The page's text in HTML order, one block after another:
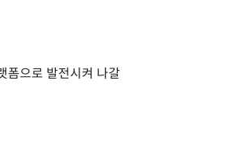
폼으로 발전시켜 나갈